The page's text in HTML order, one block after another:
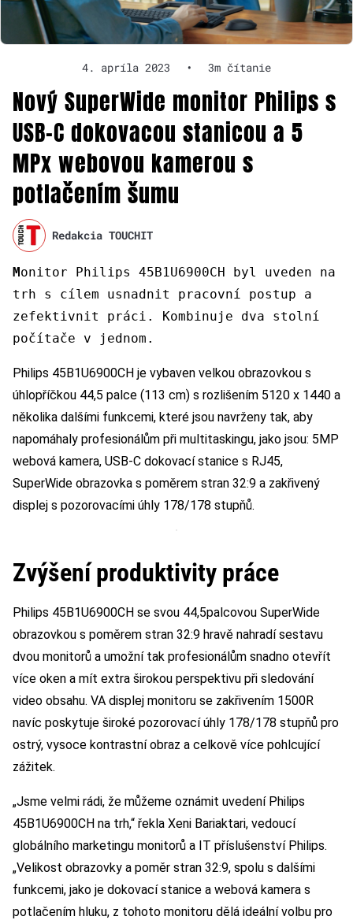
4. apríla 2023 • 3m čítanie
Nový SuperWide monitor Philips s
USB-C dokovacou stanicou a 5
MPx webovou kamerou s
potlačením šumu
Redakcia TOUCHIT
Monitor Philips 45B1U6900CH byl uveden na
trh s cílem usnadnit pracovní postup a
zefektivnit práci. Kombinuje dva stolní
počítače v jednom.
Philips 45B1U6900CH je vybaven velkou obrazovkou s
úhlopříčkou 44,5 palce (113 cm) s rozlišením 5120 x 1440 a
několika dalšími funkcemi, které jsou navrženy tak, aby
napomáhaly profesionálům při multitaskingu, jako jsou: 5MP
webová kamera, USB-C dokovací stanice s RJ45,
SuperWide obrazovka s poměrem stran 32:9 a zakřivený
displej s pozorovacími úhly 178/178 stupňů.
Zvýšení produktivity práce
Philips 45B1U6900CH se svou 44,5palcovou SuperWide
obrazovkou s poměrem stran 32:9 hravě nahradí sestavu
dvou monitorů a umožní tak profesionálům snadno otevřít
více oken a mít extra širokou perspektivu při sledování
video obsahu. VA displej monitoru se zakřivením 1500R
navíc poskytuje široké pozorovací úhly 178/178 stupňů pro
ostrý, vysoce kontrastní obraz a celkově více pohlcující
zážitek.
„Jsme velmi rádi, že můžeme oznámit uvedení Philips
45B1U6900CH na trh,“ řekla Xeni Bariaktari, vedoucí
globálního marketingu monitorů a IT příslušenství Philips.
„Velikost obrazovky a poměr stran 32:9, spolu s dalšími
funkcemi, jako je dokovací stanice a webová kamera s
potlačením hluku, z tohoto monitoru dělá ideální volbu pro